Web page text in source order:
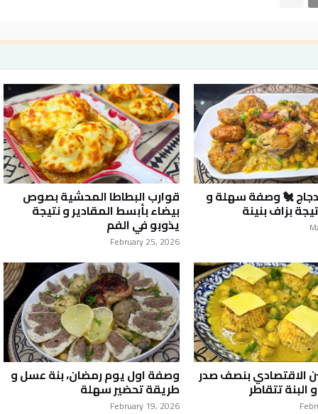
🐔 وصفة سهلة و
بزاف بنينة
قوارب البطاطا المحشية بصوص
بيضاء بأبسط المقادير و نتيجة
يذوبو في الفم
February 25, 2026
الاقتصادي بنصف صدر
تتقاطر
وصفة اول يوم رمضان، بنة عسل و
طريقة تحضير سهلة
February 19, 2026